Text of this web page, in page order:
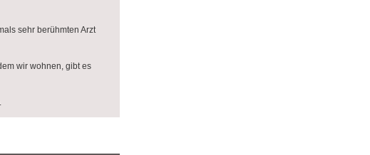
sehr berühmten Arzt
wir wohnen, gibt es